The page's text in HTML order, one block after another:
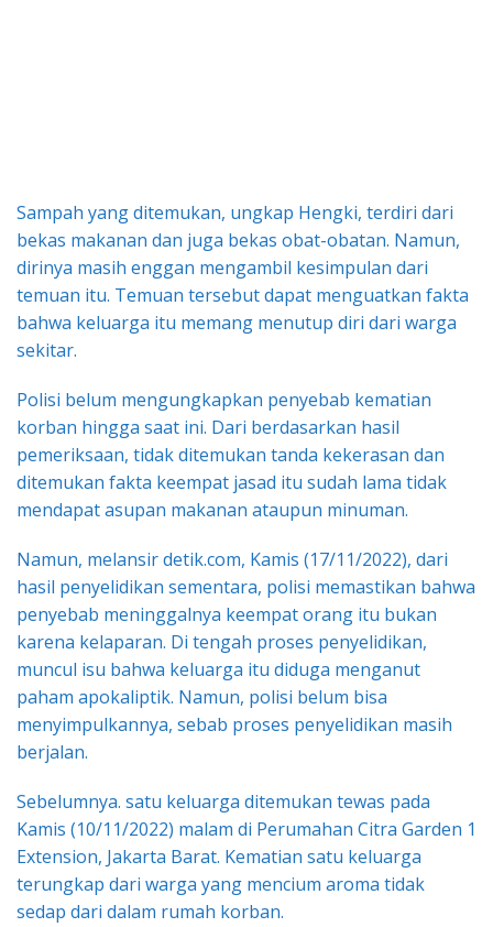
Sampah yang ditemukan, ungkap Hengki, terdiri dari
bekas makanan dan juga bekas obat-obatan. Namun,
dirinya masih enggan mengambil kesimpulan dari
temuan itu. Temuan tersebut dapat menguatkan fakta
bahwa keluarga itu memang menutup diri dari warga
sekitar.
Polisi belum mengungkapkan penyebab kematian
korban hingga saat ini. Dari berdasarkan hasil
pemeriksaan, tidak ditemukan tanda kekerasan dan
ditemukan fakta keempat jasad itu sudah lama tidak
mendapat asupan makanan ataupun minuman.
Namun, melansir detik.com, Kamis (17/11/2022), dari
hasil penyelidikan sementara, polisi memastikan bahwa
penyebab meninggalnya keempat orang itu bukan
karena kelaparan. Di tengah proses penyelidikan,
muncul isu bahwa keluarga itu diduga menganut
paham apokaliptik. Namun, polisi belum bisa
menyimpulkannya, sebab proses penyelidikan masih
berjalan.
Sebelumnya. satu keluarga ditemukan tewas pada
Kamis (10/11/2022) malam di Perumahan Citra Garden 1
Extension, Jakarta Barat. Kematian satu keluarga
terungkap dari warga yang mencium aroma tidak
sedap dari dalam rumah korban.